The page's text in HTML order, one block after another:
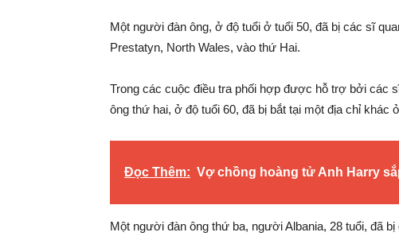
Một người đàn ông, ở độ tuổi ở tuổi 50, đã bị các sĩ
Prestatyn, North Wales, vào thứ Hai.
Trong các cuộc điều tra phối hợp được hỗ trợ bởi các
ông thứ hai, ở độ tuổi 60, đã bị bắt tại một địa chỉ khác
Đọc Thêm: Vợ chồng hoàng tử Anh Harry
Một người đàn ông thứ ba, người Albania, 28 tuổi, đã